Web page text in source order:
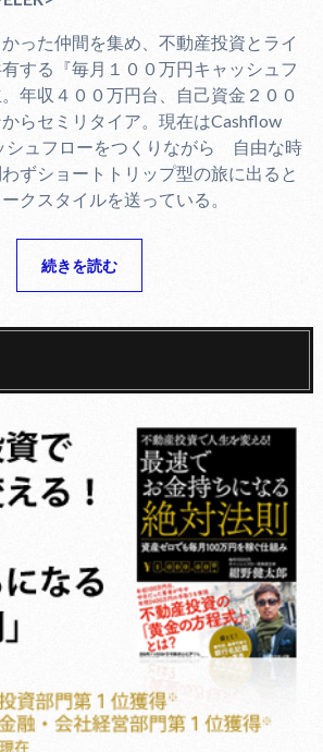
った仲間を集め、不動産投資とライ
する『毎月１００万円キャッシュフ
年収４００万円台、自己資金２００
らセミリタイア。現在はCashflow
シュフローをつくりながら 自由な時
ずショートトリップ型の旅に出ると
クスタイルを送っている。
続きを読む